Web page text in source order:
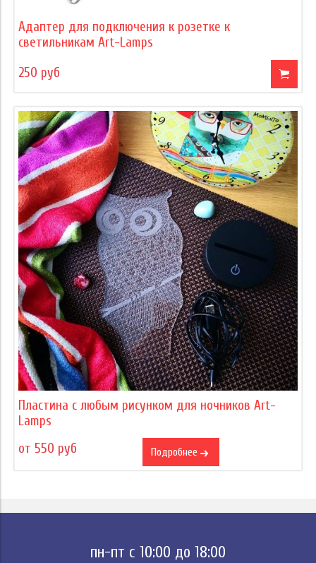
Адаптер для подключения к розетке к
светильникам Art-Lamps
250 руб
Пластина с любым рисунком для ночников Art-
Lamps
от 550 руб
Подробнее
пн-пт с 10:00 до 18:00